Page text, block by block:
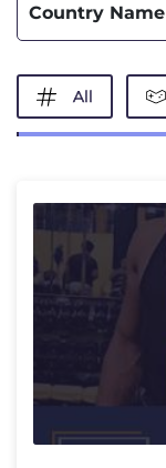
Country Name
All